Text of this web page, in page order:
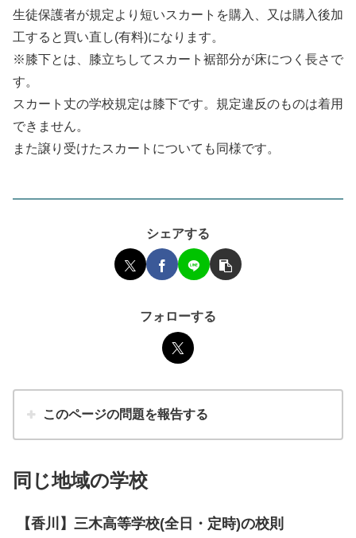
生徒保護者が規定より短いスカートを購入、又は購入後加
工すると買い直し(有料)になります。
※膝下とは、膝立ちしてスカート裾部分が床につく長さで
す。
スカート丈の学校規定は膝下です。規定違反のものは着用
できません。
また譲り受けたスカートについても同様です。
シェアする
フォローする
このページの問題を報告する
同じ地域の学校
【香川】三木高等学校(全日・定時)の校則